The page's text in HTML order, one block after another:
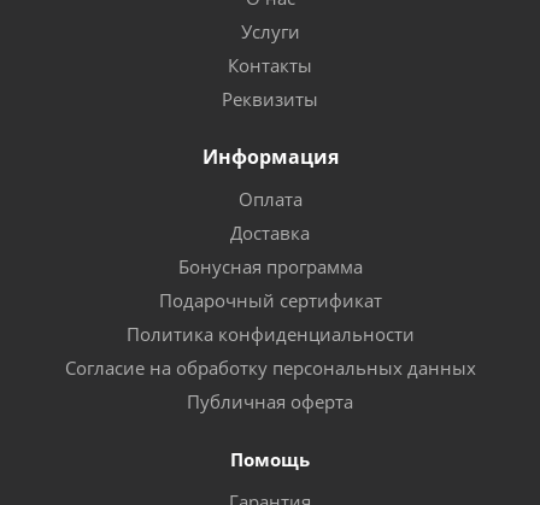
Услуги
Контакты
Реквизиты
Информация
Оплата
Доставка
Бонусная программа
Подарочный сертификат
Политика конфиденциальности
Согласие на обработку персональных данных
Публичная оферта
Помощь